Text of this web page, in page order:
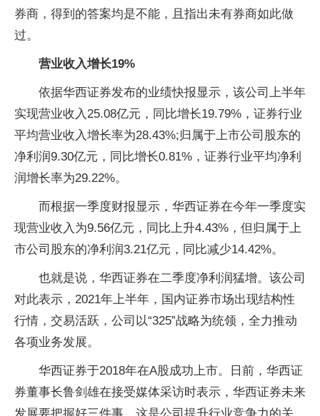
券商，得到的答案均是不能，且指出未有券商如此做
过。
营业收入增长19%
依据华西证券发布的业绩快报显示，该公司上半年
实现营业收入25.08亿元，同比增长19.79%，证券行业
平均营业收入增长率为28.43%;归属于上市公司股东的
净利润9.30亿元，同比增长0.81%，证券行业平均净利
润增长率为29.22%。
而根据一季度财报显示，华西证券在今年一季度实
现营业收入为9.56亿元，同比上升4.43%，但归属于上
市公司股东的净利润3.21亿元，同比减少14.42%。
也就是说，华西证券在二季度净利润猛增。该公司
对此表示，2021年上半年，国内证券市场出现结构性
行情，交易活跃，公司以“325”战略为统领，全力推动
各项业务发展。
华西证券于2018年在A股成功上市。日前，华西证
券董事长鲁剑雄在接受媒体采访时表示，华西证券未来